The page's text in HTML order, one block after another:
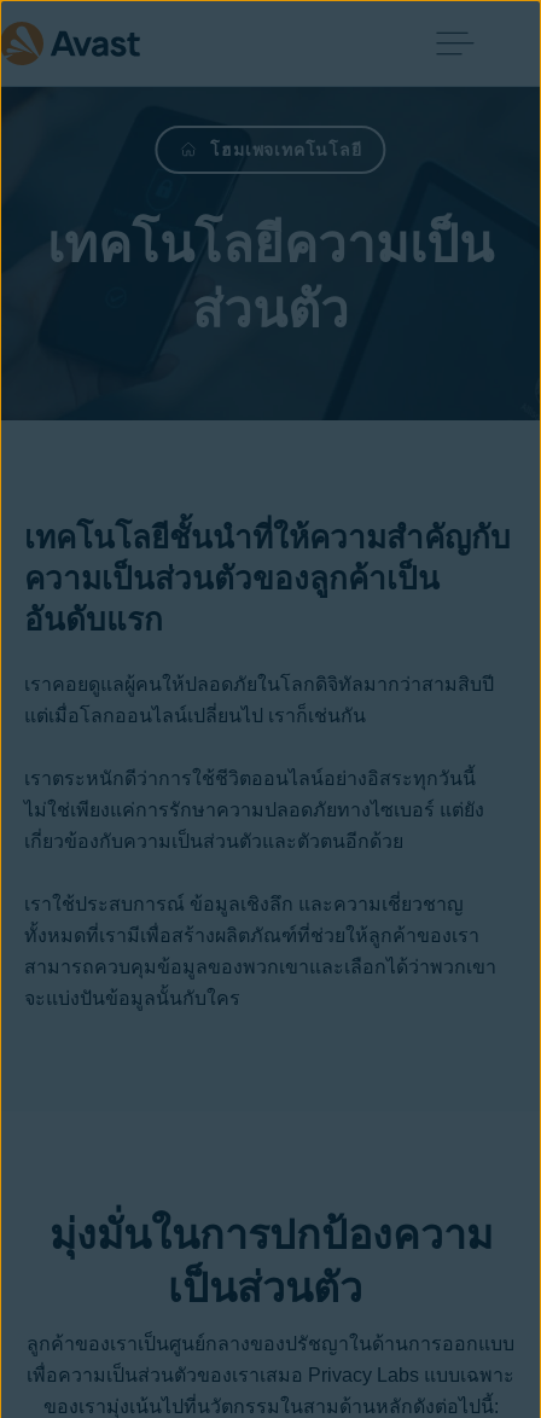
โฮมเพจเทคโนโลยี
เทคโนโลยีความเป็น
ส่วนตัว
เทคโนโลยีชั้นนำที่ให้ความสำคัญกับ
ความเป็นส่วนตัวของลูกค้าเป็น
อันดับแรก
เราคอยดูแลผู้คนให้ปลอดภัยในโลกดิจิทัลมากว่าสามสิบปี
แต่เมื่อโลกออนไลน์เปลี่ยนไป เราก็เช่นกัน
เราตระหนักดีว่าการใช้ชีวิตออนไลน์อย่างอิสระทุกวันนี้
ไม่ใช่เพียงแค่การรักษาความปลอดภัยทางไซเบอร์ แต่ยัง
เกี่ยวข้องกับความเป็นส่วนตัวและตัวตนอีกด้วย
เราใช้ประสบการณ์ ข้อมูลเชิงลึก และความเชี่ยวชาญ
ทั้งหมดที่เรามีเพื่อสร้างผลิตภัณฑ์ที่ช่วยให้ลูกค้าของเรา
สามารถควบคุมข้อมูลของพวกเขาและเลือกได้ว่าพวกเขา
จะแบ่งปันข้อมูลนั้นกับใคร
มุ่งมั่นในการปกป้องความ
เป็นส่วนตัว
ลูกค้าของเราเป็นศูนย์กลางของปรัชญาในด้านการออกแบบ
เพื่อความเป็นส่วนตัวของเราเสมอ Privacy Labs แบบเฉพาะ
ของเรามุ่งเน้นไปที่นวัตกรรมในสามด้านหลักดังต่อไปนี้: